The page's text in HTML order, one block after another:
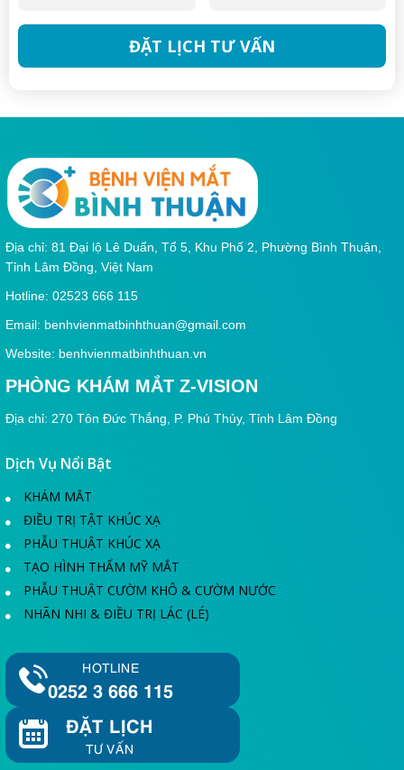
ĐẶT LỊCH TƯ VẤN
Địa chỉ: 81 Đại lộ Lê Duẩn, Tổ 5, Khu Phố 2, Phường Bình Thuận,
Tỉnh Lâm Đồng, Việt Nam
Hotline: 02523 666 115
Email: benhvienmatbinhthuan@gmail.com
Website: benhvienmatbinhthuan.vn
PHÒNG KHÁM MẮT Z-VISION
Địa chỉ: 270 Tôn Đức Thắng, P. Phú Thủy, Tỉnh Lâm Đồng
Dịch Vụ Nổi Bật
KHÁM MẮT
ĐIỀU TRỊ TẬT KHÚC XẠ
PHẪU THUẬT KHÚC XẠ
TẠO HÌNH THẨM MỸ MẮT
PHẪU THUẬT CƯỜM KHÔ & CƯỜM NƯỚC
NHÃN NHI & ĐIỀU TRỊ LÁC (LÉ)
HOTLINE
0252 3 666 115
ĐẶT LỊCH
TƯ VẤN